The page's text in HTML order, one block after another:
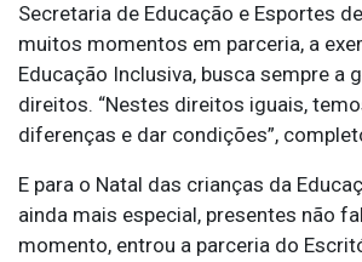
Secretaria de Educação e Esportes
muitos momentos em parceria, a
Educação Inclusiva, busca sempre a
direitos. “Nestes direitos iguais,
diferenças e dar condições”,
E para o Natal das crianças da
ainda mais especial, presentes não
momento, entrou a parceria do